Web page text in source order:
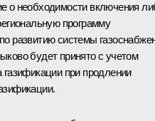
о необходимости включения
программу
развитию системы
будет принято с учетом
газификации при продлении